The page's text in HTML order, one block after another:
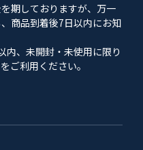
期しておりますが、万一
商品到着後7日以内にお知
内、未開封・未使用に限り
ご利用ください。